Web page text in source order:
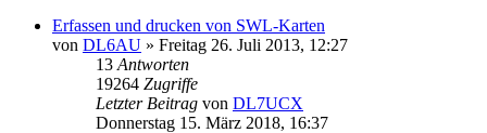
Erfassen und drucken von SWL-Karten
von DL6AU » Freitag 26. Juli 2013, 12:27
13 Antworten
19264 Zugriffe
Letzter Beitrag von DL7UCX
Donnerstag 15. März 2018, 16:37